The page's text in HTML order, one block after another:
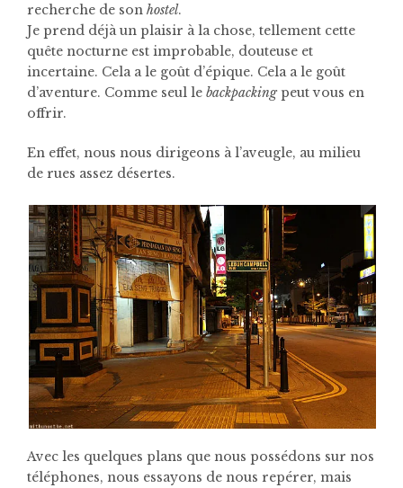
recherche de son hostel.
Je prend déjà un plaisir à la chose, tellement cette
quête nocturne est improbable, douteuse et
incertaine. Cela a le goût d’épique. Cela a le goût
d’aventure. Comme seul le backpackingpeut vous en
offrir.
En effet, nous nous dirigeons à l’aveugle, au milieu
de rues assez désertes.
Avec les quelques plans que nous possédons sur nos
téléphones, nous essayons de nous repérer, mais